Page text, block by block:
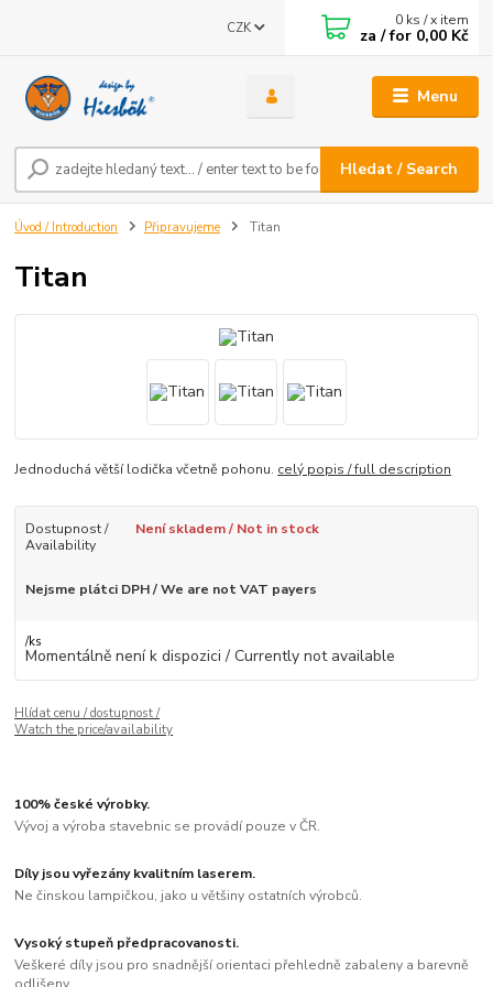
Menu
CZK
Hledat / Search
0 ks / x item
za / for 0,00 Kč
Úvod / Introduction Připravujeme Titan
Titan
Jednoduchá větší lodička včetně pohonu. celý popis / full description
Dostupnost /
Availability
Není skladem / Not in stock
Nejsme plátci DPH / We are not VAT payers
/ks
Momentálně není k dispozici / Currently not available
Hlídat cenu / dostupnost /
Watch the price/availability
100% české výrobky.
Vývoj a výroba stavebnic se provádí pouze v ČR.
Díly jsou vyřezány kvalitním laserem.
Ne činskou lampičkou, jako u většiny ostatních výrobců.
Vysoký stupeň předpracovanosti.
Veškeré díly jsou pro snadnější orientaci přehledně zabaleny a barevně